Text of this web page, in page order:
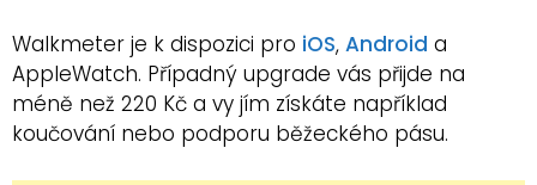
Walkmeter je k dispozici pro iOS, Android a
AppleWatch. Případný upgrade vás přijde na
méně než 220 Kč a vy jím získáte například
koučování nebo podporu běžeckého pásu.